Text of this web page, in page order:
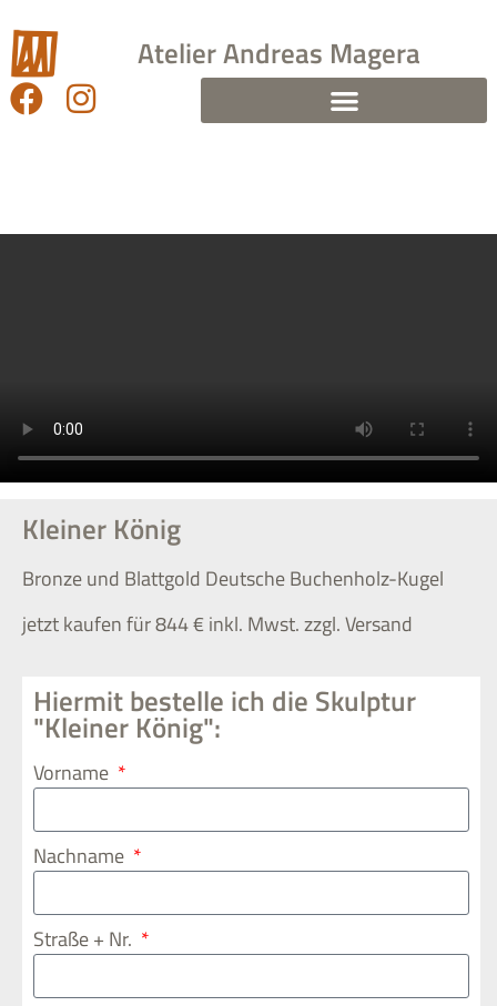
Atelier Andreas Magera
Kleiner König
Bronze und Blattgold Deutsche Buchenholz-Kugel
jetzt kaufen für 844 € inkl. Mwst. zzgl. Versand
Hiermit bestelle ich die Skulptur
"Kleiner König":
Vorname
Nachname
Straße + Nr.